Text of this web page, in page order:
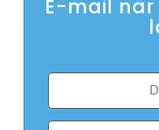
E-mail